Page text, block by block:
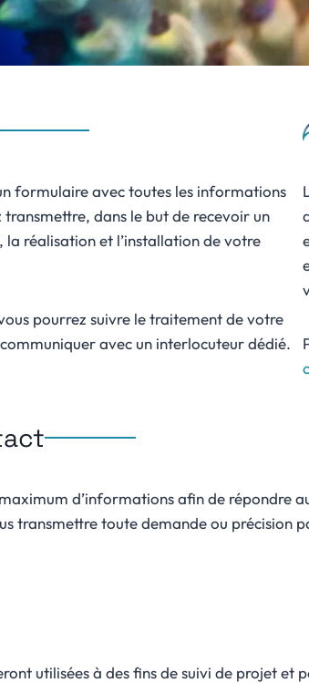
formulaire avec toutes les informations
dans le but de recevoir un
réalisation et l’installation de votre
pourrez suivre le traitement de votre
avec un interlocuteur dédié.
d’informations afin de répondre
transmettre toute demande ou
utilisées à des fins de suivi de projet